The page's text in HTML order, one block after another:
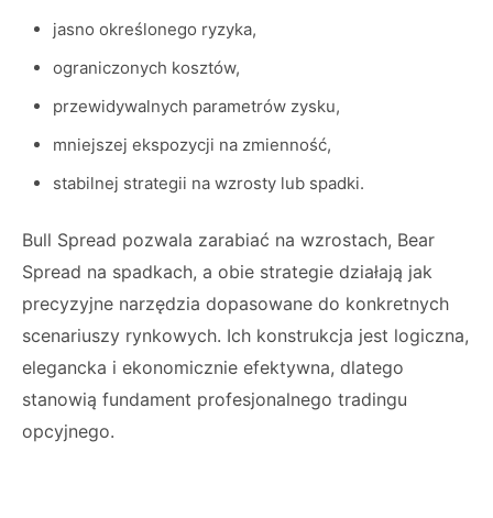
jasno określonego ryzyka,
ograniczonych kosztów,
przewidywalnych parametrów zysku,
mniejszej ekspozycji na zmienność,
stabilnej strategii na wzrosty lub spadki.
Bull Spread pozwala zarabiać na wzrostach, Bear
Spread na spadkach, a obie strategie działają jak
precyzyjne narzędzia dopasowane do konkretnych
scenariuszy rynkowych. Ich konstrukcja jest logiczna,
elegancka i ekonomicznie efektywna, dlatego
stanowią fundament profesjonalnego tradingu
opcyjnego.